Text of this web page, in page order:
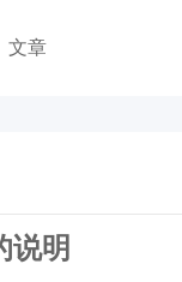
文章
说明